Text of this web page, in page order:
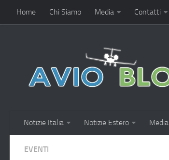
Home Chi Siamo Media Contatti
Notizie Italia Notizie Estero Media
EVENTI